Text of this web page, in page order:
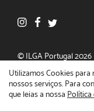
Utilizamos Cookies para
nossos serviços. Para
que leias a nossa Política
© ILGA Portugal 2026
Política de privacidade